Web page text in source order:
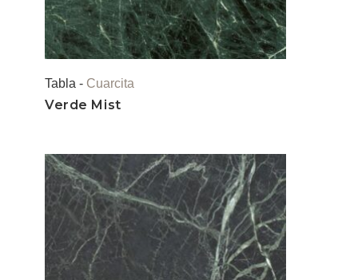
Tabla - Cuarcita
Verde Mist